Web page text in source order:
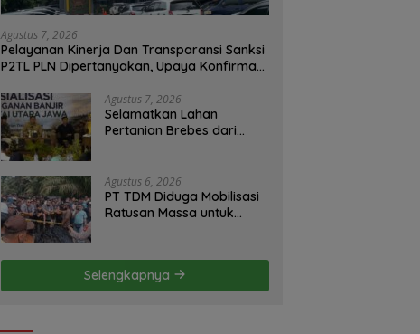
Agustus 7, 2026
Pelayanan Kinerja Dan Transparansi Sanksi
P2TL PLN Dipertanyakan, Upaya Konfirmasi
Agustus 7, 2026
Selamatkan Lahan
Pertanian Brebes dari
Agustus 6, 2026
PT TDM Diduga Mobilisasi
Ratusan Massa untuk
Selengkapnya